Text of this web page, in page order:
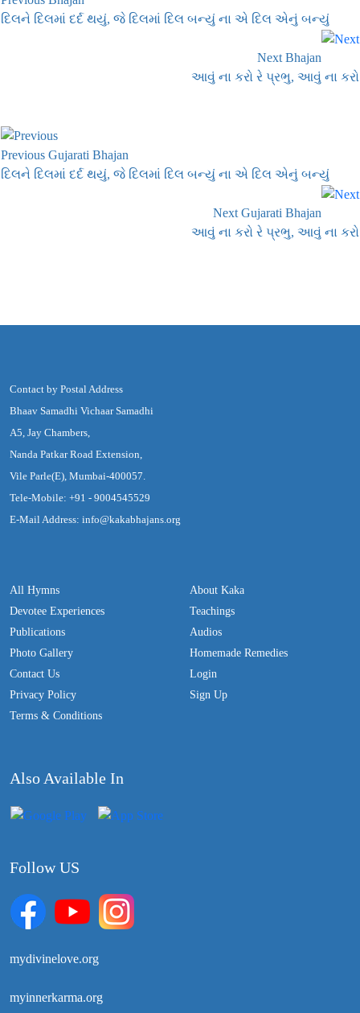
દિલને દિલમાં દર્દ થયું, જે દિલમાં દિલ બન્યું ના એ દિલ એનું બન્યું
Next Bhajan
આવું ના કરો રે પ્રભુ, આવું ના કરો
Previous Gujarati Bhajan
દિલને દિલમાં દર્દ થયું, જે દિલમાં દિલ બન્યું ના એ દિલ એનું બન્યું
Next Gujarati Bhajan
આવું ના કરો રે પ્રભુ, આવું ના કરો
Contact by Postal Address
Bhaav Samadhi Vichaar Samadhi
A5, Jay Chambers,
Nanda Patkar Road Extension,
Vile Parle(E), Mumbai-400057.
Tele-Mobile: +91 - 9004545529
E-Mail Address: info@kakabhajans.org
All Hymns
Devotee Experiences
Publications
Photo Gallery
Contact Us
Privacy Policy
Terms & Conditions
About Kaka
Teachings
Audios
Homemade Remedies
Login
Sign Up
Also Available In
Follow US
mydivinelove.org
myinnerkarma.org